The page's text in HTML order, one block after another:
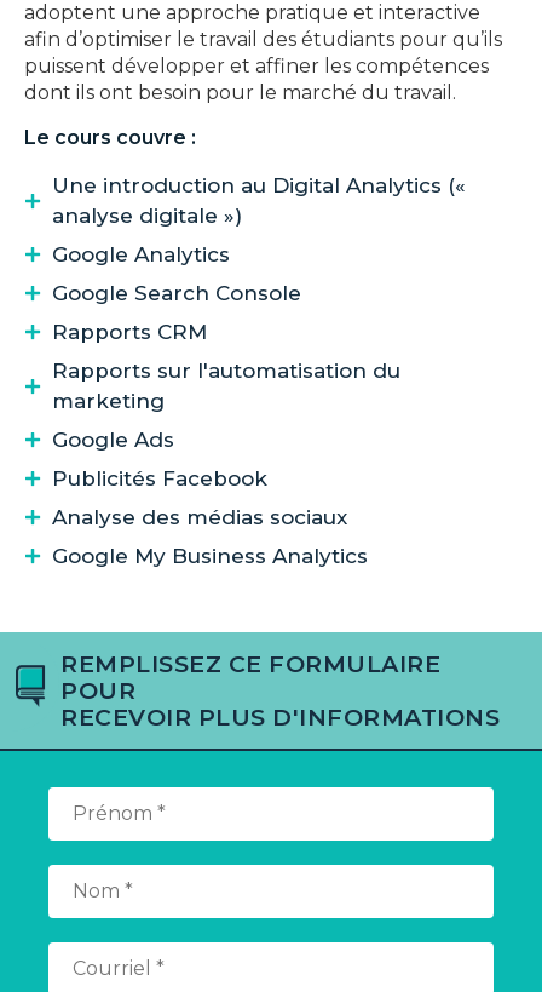
adoptent une approche pratique et interactive
afin d’optimiser le travail des étudiants pour qu’ils
puissent développer et affiner les compétences
dont ils ont besoin pour le marché du travail.
Le cours couvre :
Une introduction au Digital Analytics («
analyse digitale »)
Google Analytics
Google Search Console
Rapports CRM
Rapports sur l'automatisation du
marketing
Google Ads
Publicités Facebook
Analyse des médias sociaux
Google My Business Analytics
REMPLISSEZ CE FORMULAIRE
POUR
RECEVOIR PLUS D'INFORMATIONS